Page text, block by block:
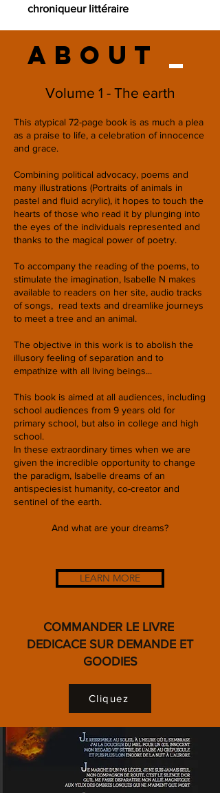
chroniqueur littéraire
ABOUT
Volume 1 - The earth
This atypical 72-page book is as much a plea
as a praise to life, a celebration of innocence
and grace.
Combining political advocacy, poems and
many illustrations (Portraits of animals in
pastel and fluid acrylic), it hopes to touch the
hearts of those who read it by plunging into
the eyes of the individuals represented and
thanks to the magical power of poetry.
To accompany the reading of the poems, to
stimulate the imagination, Isabelle N makes
available to readers on her site, audio tracks
of songs,
read texts and dreamlike journeys
to meet a tree and an animal.
The objective in this work is to abolish the
illusory feeling of separation and to
empathize with all living beings...
This book is aimed at all audiences, including
school audiences from 9 years old for
primary school, but also in college and high
school.
In these extraordinary times when we are
given the incredible opportunity to change
the paradigm, Isabelle dreams of an
antispeciesist humanity, co-creator and
sentinel of the earth.
And what are your dreams?
LEARN MORE
COMMANDER LE LIVRE
DEDICACE SUR DEMANDE ET
GOODIES
Cliquez